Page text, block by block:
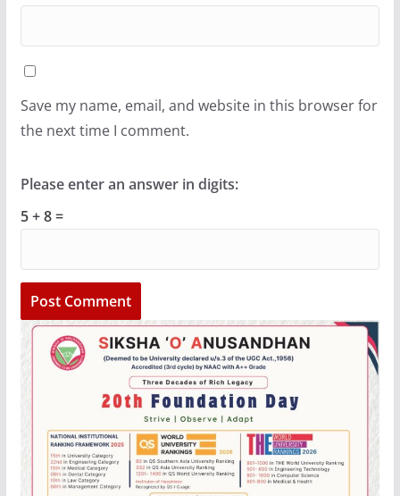
Save my name, email, and website in this browser for
the next time I comment.
Please enter an answer in digits:
5 + 8 =